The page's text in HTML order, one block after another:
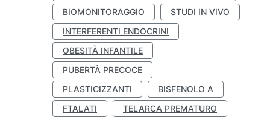
BIOMONITORAGGIO
STUDI IN VIVO
INTERFERENTI ENDOCRINI
OBESITÀ INFANTILE
PUBERTÀ PRECOCE
PLASTICIZZANTI
BISFENOLO A
FTALATI
TELARCA PREMATURO